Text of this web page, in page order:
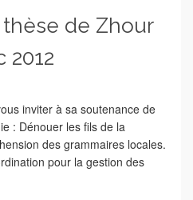
de Zhour
2012
inviter à sa soutenance de
: Dénouer les fils de la
des grammaires locales.
pour la gestion des